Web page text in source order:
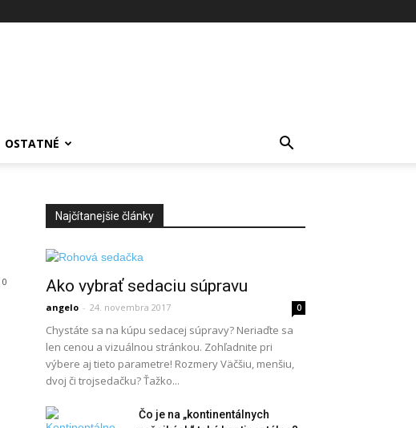
OSTATNÉ
0
Najčítanejšie články
Ako vybrať sedaciu súpravu
angelo - 24. novembra 2017 0
Chystáte sa na kúpu sedacej súpravy? Neriaďte sa
len cenou a vizuálnou stránkou. Zohľadnite pri
výbere aj tieto parametre! Rozmery Väčšiu, menšiu,
dvoj či trojsedačku? Ťažko...
Čo je na „kontinentálnych